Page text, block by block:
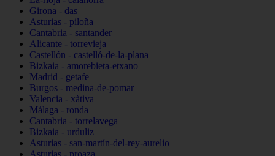
Girona - das
Asturias - piloña
Cantabria - santander
Alicante - torrevieja
Castellón - castelló-de-la-plana
Bizkaia - amorebieta-etxano
Madrid - getafe
Burgos - medina-de-pomar
Valencia - xàtiva
Málaga - ronda
Cantabria - torrelavega
Bizkaia - urduliz
Asturias - san-martín-del-rey-aurelio
Asturias - proaza